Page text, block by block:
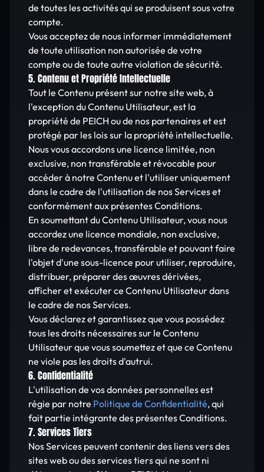
de toutes les activités qui se produisent sous votre
compte.
Vous acceptez de nous informer immédiatement
de toute utilisation non autorisée de votre
compte ou de toute autre violation de sécurité.
5. Contenu et Propriété Intellectuelle
Tout le Contenu présent sur notre site web, à
l'exception du Contenu Utilisateur, est la
propriété de PEICH ou de nos partenaires et est
protégé par les lois sur la propriété intellectuelle.
Nous vous accordons une licence limitée, non
exclusive, non transférable et révocable pour
accéder à notre Contenu et l'utiliser uniquement
dans le cadre de l'utilisation de nos Services et
conformément aux présentes Conditions.
En soumettant du Contenu Utilisateur, vous nous
accordez une licence mondiale, non exclusive,
libre de redevances, transférable et pouvant faire
l'objet d'une sous-licence pour utiliser, reproduire,
distribuer, préparer des œuvres dérivées,
afficher et exécuter ce Contenu Utilisateur dans
le cadre de nos Services.
Vous déclarez et garantissez que vous possédez
tous les droits nécessaires sur le Contenu
Utilisateur que vous soumettez et que ce Contenu
ne viole pas les droits d'autrui.
6. Confidentialité
L'utilisation de vos données personnelles est
régie par notre Politique de Confidentialité, qui
fait partie intégrante des présentes Conditions.
7. Services Tiers
Nos Services peuvent contenir des liens vers des
sites web ou des services tiers qui ne sont ni